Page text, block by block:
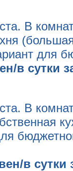
В
для
в сутки
В
в сутки